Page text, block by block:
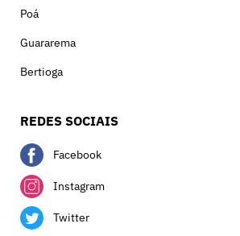
Poá
Guararema
Bertioga
REDES SOCIAIS
Facebook
Instagram
Twitter